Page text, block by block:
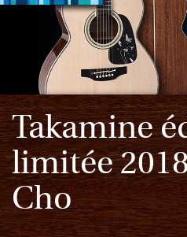
Takamine
limitée
Cho